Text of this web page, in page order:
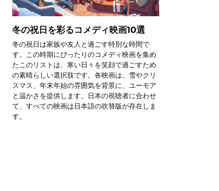
冬の祝日を彩るコメディ映画10選
冬の祝日は家族や友人と過ごす特別な時間で
す。この時期にぴったりのコメディ映画を集め
たこのリストは、寒い日々を笑顔で過ごすため
の素晴らしい選択肢です。各映画は、雪やクリ
スマス、年末年始の雰囲気を背景に、ユーモア
と温かさを提供します。日本の視聴者に合わせ
て、すべての映画は日本語の吹替版が存在しま
す。